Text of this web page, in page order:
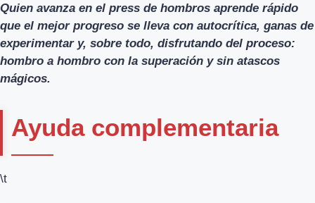
Quien avanza en el press de hombros aprende rápido
que el mejor progreso se lleva con autocrítica, ganas de
experimentar y, sobre todo, disfrutando del proceso:
hombro a hombro con la superación y sin atascos
mágicos.
Ayuda complementaria
\t